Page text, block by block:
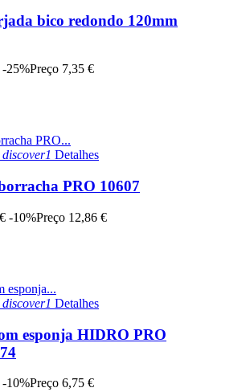
bico redondo 120mm
-25%Preço 7,35 €
discover1 Detalhes
PRO 10607
-10%Preço 12,86 €
discover1 Detalhes
esponja HIDRO PRO
-10%Preço 6,75 €